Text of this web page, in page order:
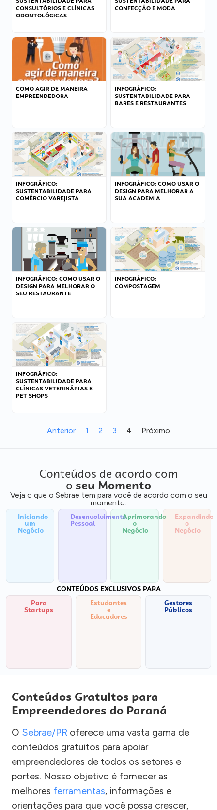
CONSULTÓRIOS E CLÍNICAS
ODONTOLÓGICAS
CONFECÇÃO E MODA
COMO AGIR DE MANEIRA
EMPREENDEDORA
INFOGRÁFICO:
SUSTENTABILIDADE PARA
BARES E RESTAURANTES
INFOGRÁFICO:
SUSTENTABILIDADE PARA
COMÉRCIO VAREJISTA
INFOGRÁFICO: COMO USAR O
DESIGN PARA MELHORAR A
SUA ACADEMIA
INFOGRÁFICO: COMO USAR O
DESIGN PARA MELHORAR O
SEU RESTAURANTE
INFOGRÁFICO:
COMPOSTAGEM
INFOGRÁFICO:
SUSTENTABILIDADE PARA
CLÍNICAS VETERINÁRIAS E
PET SHOPS
Anterior 1 2 3 4 Próximo
Conteúdos de acordo com
o seu Momento
Veja o que o Sebrae tem para você de acordo com o seu
momento:
Iniciando
um
Negócio
Desenvolvimento
Pessoal
Aprimorando
o
Negócio
Expandindo
o
Negócio
CONTEÚDOS EXCLUSIVOS PARA
Para
Startups
Estudantes
e
Educadores
Gestores
Públicos
Conteúdos Gratuitos para
Empreendedores do Paraná
O Sebrae/PR oferece uma vasta gama de
conteúdos gratuitos para apoiar
empreendedores de todos os setores e
portes. Nosso objetivo é fornecer as
melhores ferramentas, informações e
orientações para que você possa crescer,